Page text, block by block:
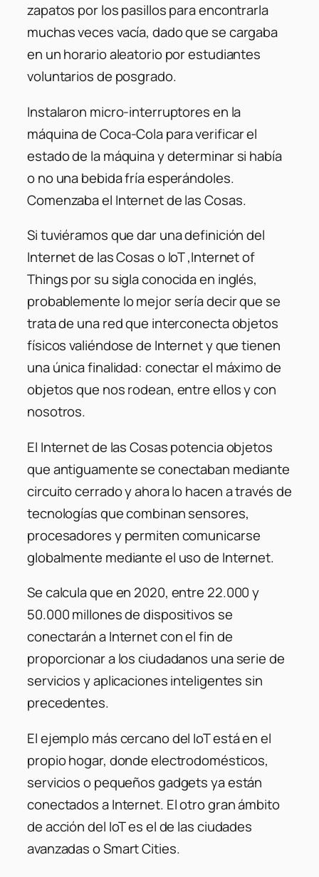
zapatos por los pasillos para encontrarla
muchas veces vacía, dado que se cargaba
en un horario aleatorio por estudiantes
voluntarios de posgrado.
Instalaron micro-interruptores en la
máquina de Coca-Cola para verificar el
estado de la máquina y determinar si había
o no una bebida fría esperándoles.
Comenzaba el Internet de las Cosas.
Si tuviéramos que dar una definición del
Internet de las Cosas o IoT ,Internet of
Things por su sigla conocida en inglés,
probablemente lo mejor sería decir que se
trata de una red que interconecta objetos
físicos valiéndose de Internet y que tienen
una única finalidad: conectar el máximo de
objetos que nos rodean, entre ellos y con
nosotros.
El Internet de las Cosas potencia objetos
que antiguamente se conectaban mediante
circuito cerrado y ahora lo hacen a través de
tecnologías que combinan sensores,
procesadores y permiten comunicarse
globalmente mediante el uso de Internet.
Se calcula que en 2020, entre 22.000 y
50.000 millones de dispositivos se
conectarán a Internet con el fin de
proporcionar a los ciudadanos una serie de
servicios y aplicaciones inteligentes sin
precedentes.
El ejemplo más cercano del IoT está en el
propio hogar, donde electrodomésticos,
servicios o pequeños gadgets ya están
conectados a Internet. El otro gran ámbito
de acción del IoT es el de las ciudades
avanzadas o Smart Cities.